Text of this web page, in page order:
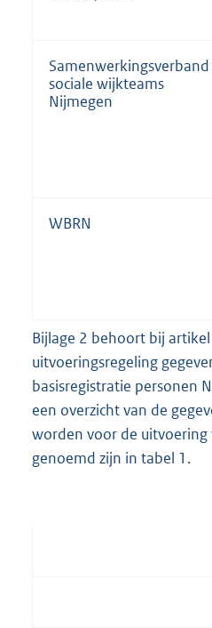
Samenwerkingsverband
sociale wijkteams
Nijmegen
WBRN
Bijlage 2 behoort bij
uitvoeringsregeling
basisregistratie personen
een overzicht van de
worden voor de uitvoering
genoemd zijn in tabel 1.